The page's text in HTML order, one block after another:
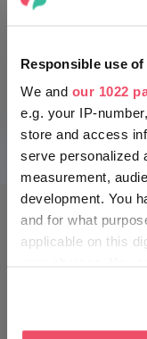
Responsible use
We and our 1022
e.g. your IP-
store and access
serve personalized
measurement,
development. You
and for what
applicable on this
Kompleks
błoto. To jeden z
Węgrzech. Może
jest również
reumatyzmu,